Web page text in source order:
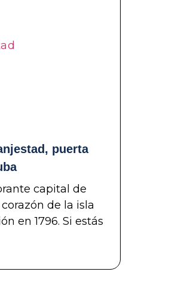
puerta
capital de
de la isla
en 1796. Si estás